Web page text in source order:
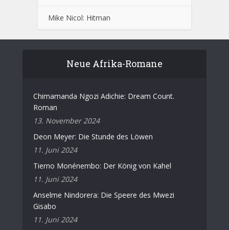
Mike Nicol: Hitman
Neue Afrika-Romane
Chimamanda Ngozi Adichie: Dream Count.
Roman
13. November 2024
Deon Meyer: Die Stunde des Löwen
11. Juni 2024
Tierno Monénembo: Der König von Kahel
11. Juni 2024
Anselme Nindorera: Die Speere des Mwezi
Gisabo
11. Juni 2024